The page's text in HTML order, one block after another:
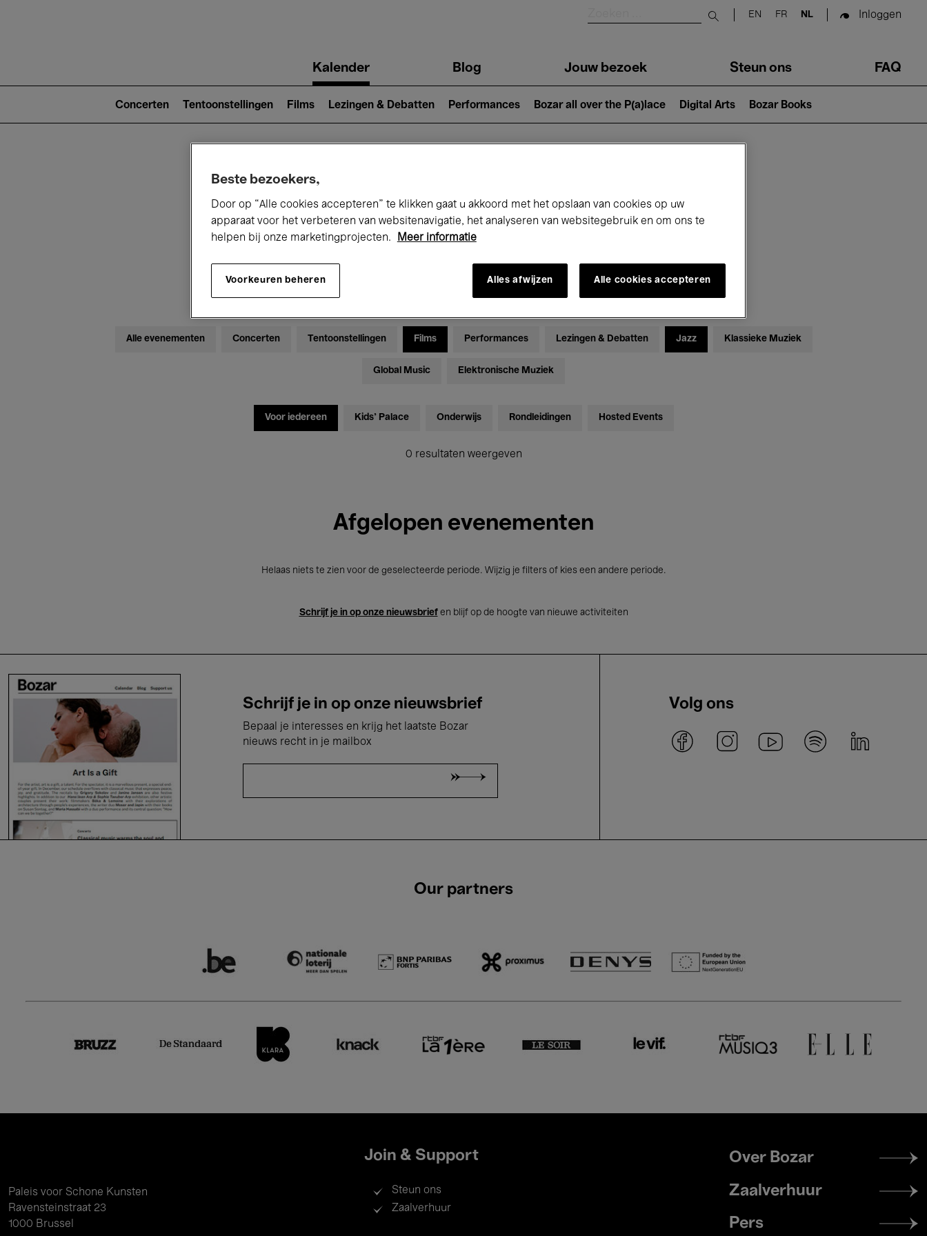
Submit search
EN FR NL Inloggen
navigationKalender Blog Jouw bezoek Steun ons FAQ
2)
Concerten Tentoonstellingen Films Lezingen & Debatten Performances Bozar all over the P(a)lace Digital Arts Bozar Books
Nu bij Bozar
Maandag 18 Mei 2026
Alle evenementen Concerten Tentoonstellingen Films Performances Lezingen & Debatten Jazz Klassieke Muziek
Global Music Elektronische Muziek
Voor iedereen Kids’ Palace Onderwijs Rondleidingen Hosted Events
0 resultaten weergeven
Afgelopen evenementen
Helaas niets te zien voor de geselecteerde periode. Wijzig je filters of kies een andere periode.
Schrijf je in op onze nieuwsbriefen blijf op de hoogte van nieuwe activiteiten
Schrijf je in op onze nieuwsbrief
Bepaal je interesses en krijg het laatste Bozar
nieuws recht in je mailbox
Volg ons
Our partners
Paleis voor Schone Kunsten
Ravensteinstraat 23
1000 Brussel
Join & Support
Steun ons
Zaalverhuur
Footer
menu
Over Bozar
Zaalverhuur
Pers
Beste bezoekers,
Door op “Alle cookies accepteren” te klikken gaat u akkoord met het opslaan van cookies op uw
apparaat voor het verbeteren van websitenavigatie, het analyseren van websitegebruik en om ons te
helpen bij onze marketingprojecten.
Meer informatie
Voorkeuren beheren Alles afwijzen Alle cookies accepteren